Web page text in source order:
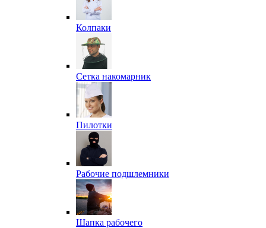
Колпаки
Сетка накомарник
Пилотки
Рабочие подшлемники
Шапка рабочего